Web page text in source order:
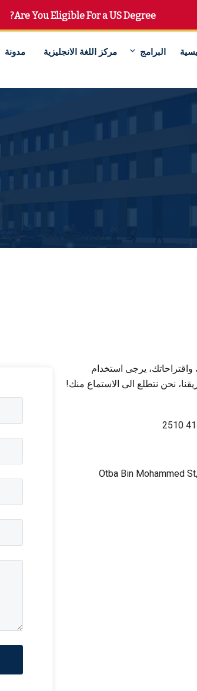
البرامج مركز اللغة الانجليزية مدونة
واقتراحاتك، يرجى استخدام
نحن نتطلع الى الاستماع منك!
Are You Eligible For a US Degree?